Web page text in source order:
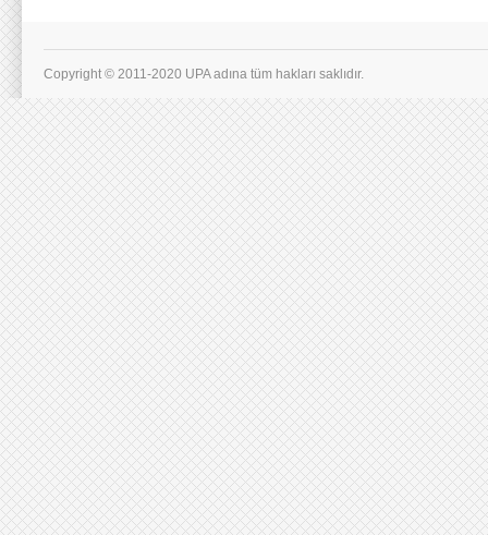
Copyright © 2011-2020 UPA adına tüm hakları saklıdır.